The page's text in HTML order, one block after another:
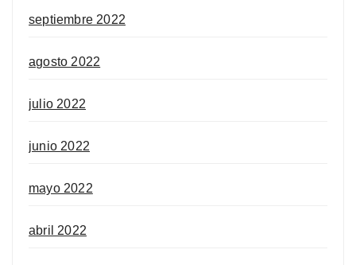
septiembre 2022
agosto 2022
julio 2022
junio 2022
mayo 2022
abril 2022